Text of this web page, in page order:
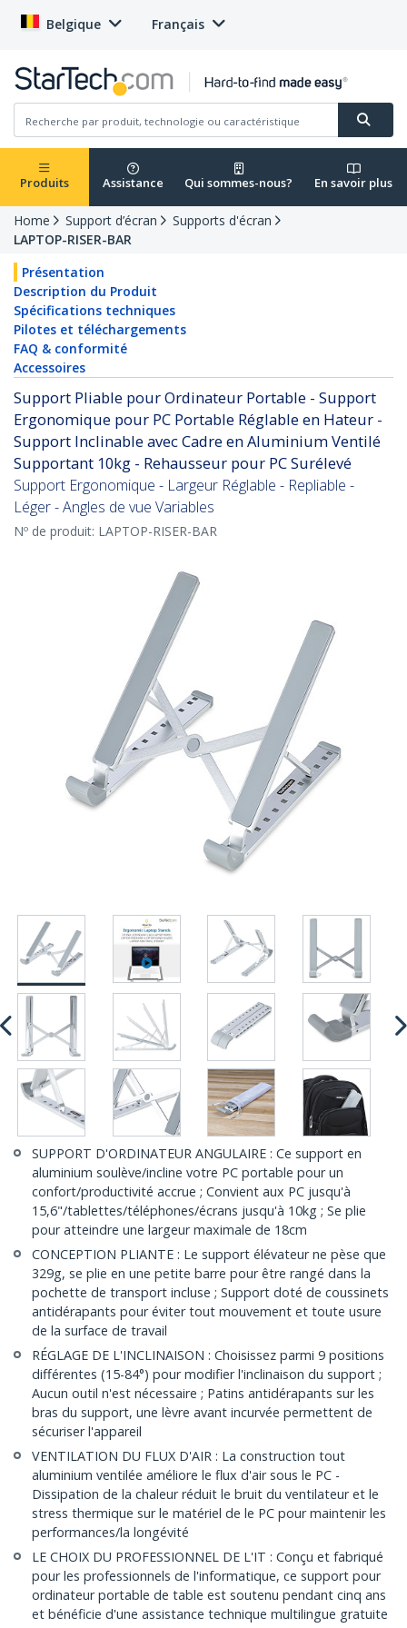
Belgique Français
Produits Assistance Qui sommes-nous? En savoir plus
Home Support d’écran
Supports d'écran
LAPTOP-RISER-BAR
Présentation
Description du Produit
Spécifications techniques
Pilotes et téléchargements
FAQ & conformité
Accessoires
Support Pliable pour Ordinateur Portable - Support
Ergonomique pour PC Portable Réglable en Hateur -
Support Inclinable avec Cadre en Aluminium Ventilé
Supportant 10kg - Rehausseur pour PC Surélevé
Support Ergonomique - Largeur Réglable - Repliable -
Léger - Angles de vue Variables
Nº de produit: LAPTOP-RISER-BAR
SUPPORT D'ORDINATEUR ANGULAIRE : Ce support en
aluminium soulève/incline votre PC portable pour un
confort/productivité accrue ; Convient aux PC jusqu'à
15,6"/tablettes/téléphones/écrans jusqu'à 10kg ; Se plie
pour atteindre une largeur maximale de 18cm
CONCEPTION PLIANTE : Le support élévateur ne pèse que
329g, se plie en une petite barre pour être rangé dans la
pochette de transport incluse ; Support doté de coussinets
antidérapants pour éviter tout mouvement et toute usure
de la surface de travail
RÉGLAGE DE L'INCLINAISON : Choisissez parmi 9 positions
différentes (15-84°) pour modifier l'inclinaison du support ;
Aucun outil n'est nécessaire ; Patins antidérapants sur les
bras du support, une lèvre avant incurvée permettent de
sécuriser l'appareil
VENTILATION DU FLUX D'AIR : La construction tout
aluminium ventilée améliore le flux d'air sous le PC -
Dissipation de la chaleur réduit le bruit du ventilateur et le
stress thermique sur le matériel de le PC pour maintenir les
performances/la longévité
LE CHOIX DU PROFESSIONNEL DE L'IT : Conçu et fabriqué
pour les professionnels de l'informatique, ce support pour
ordinateur portable de table est soutenu pendant cinq ans
et bénéficie d'une assistance technique multilingue gratuite